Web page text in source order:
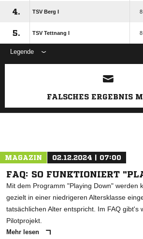
4. TSV Berg I 8
5. TSV Tettnang I 8
Legende
ANZEIGE
FALSCHES ERGEBNIS
MAGAZIN 02.12.2024 | 07:00
FAQ: SO FUNKTIONIERT
Mit dem Programm "Playing Down" werden
gezielt in einer niedrigeren Altersklasse
tatsächlichen Alter entspricht. Im FAQ gibt's
Pilotprojekt.
Mehr lesen